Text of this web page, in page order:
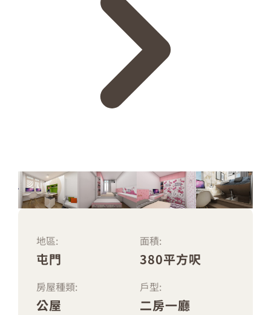
地區:
屯門
面積:
380平方呎
房屋種類:
公屋
戶型:
二房一廳